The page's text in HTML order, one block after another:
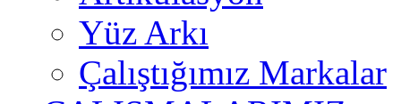
Yüz Arkı
Çalıştığımız Markalar